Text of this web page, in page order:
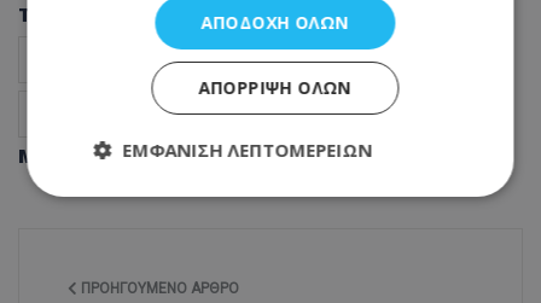
Tags
Υποσιτισμένοι ομήροι Ειδήσεις Ισραήλ
Μοιράσου αυτό το άρθρο
ΠΡΟΗΓΟΎΜΕΝΟ ΆΡΘΡΟ
ΑΠΟΔΟΧΉ ΌΛΩΝ
ΑΠΌΡΡΙΨΗ ΌΛΩΝ
ΕΜΦΆΝΙΣΗ ΛΕΠΤΟΜΕΡΕΙΏΝ
Στόχευσης